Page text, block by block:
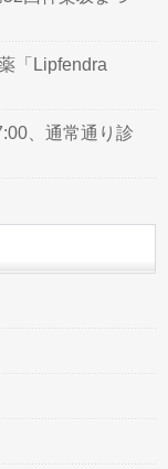
「Lipfendra
、通常通り診